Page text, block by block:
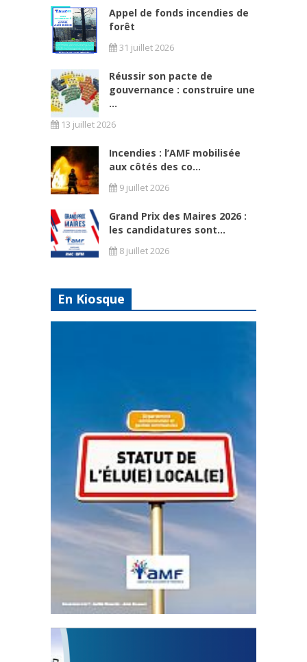
Appel de fonds incendies de
forêt
31 juillet 2026
Réussir son pacte de
gouvernance : construire une
...
13 juillet 2026
Incendies : l’AMF mobilisée
aux côtés des co...
9 juillet 2026
Grand Prix des Maires 2026 :
les candidatures sont...
8 juillet 2026
En Kiosque
Statut de l’élu local
3 avril 2024